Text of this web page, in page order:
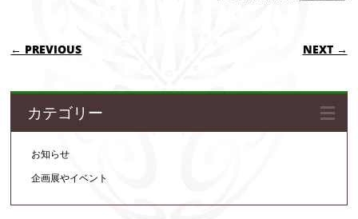
POST NAVIGATION
← PREVIOUS NEXT →
カテゴリー
お知らせ
企画展やイベント